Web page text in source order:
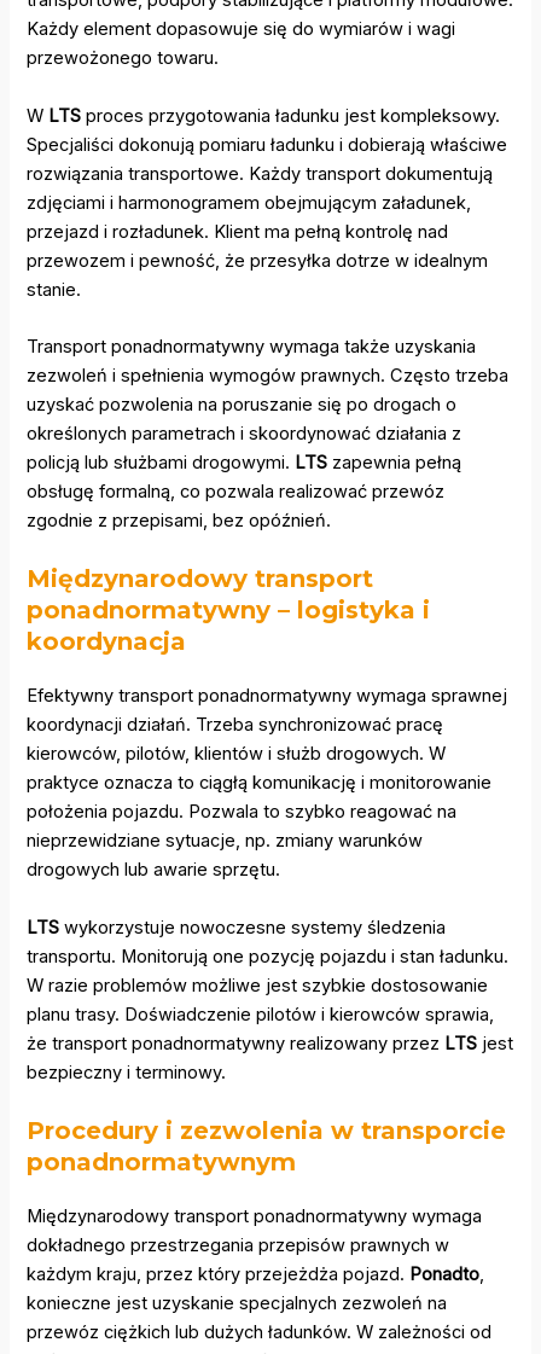
Każdy element dopasowuje się do wymiarów i wagi
przewożonego towaru.
W LTS proces przygotowania ładunku jest kompleksowy.
Specjaliści dokonują pomiaru ładunku i dobierają właściwe
rozwiązania transportowe. Każdy transport dokumentują
zdjęciami i harmonogramem obejmującym załadunek,
przejazd i rozładunek. Klient ma pełną kontrolę nad
przewozem i pewność, że przesyłka dotrze w idealnym
stanie.
Transport ponadnormatywny wymaga także uzyskania
zezwoleń i spełnienia wymogów prawnych. Często trzeba
uzyskać pozwolenia na poruszanie się po drogach o
określonych parametrach i skoordynować działania z
policją lub służbami drogowymi. LTS zapewnia pełną
obsługę formalną, co pozwala realizować przewóz
zgodnie z przepisami, bez opóźnień.
Międzynarodowy transport
ponadnormatywny – logistyka i
koordynacja
Efektywny transport ponadnormatywny wymaga sprawnej
koordynacji działań. Trzeba synchronizować pracę
kierowców, pilotów, klientów i służb drogowych. W
praktyce oznacza to ciągłą komunikację i monitorowanie
położenia pojazdu. Pozwala to szybko reagować na
nieprzewidziane sytuacje, np. zmiany warunków
drogowych lub awarie sprzętu.
LTS wykorzystuje nowoczesne systemy śledzenia
transportu. Monitorują one pozycję pojazdu i stan ładunku.
W razie problemów możliwe jest szybkie dostosowanie
planu trasy. Doświadczenie pilotów i kierowców sprawia,
że transport ponadnormatywny realizowany przez LTS jest
bezpieczny i terminowy.
Procedury i zezwolenia w transporcie
ponadnormatywnym
Międzynarodowy transport ponadnormatywny wymaga
dokładnego przestrzegania przepisów prawnych w
każdym kraju, przez który przejeżdża pojazd. Ponadto,
konieczne jest uzyskanie specjalnych zezwoleń na
przewóz ciężkich lub dużych ładunków. W zależności od